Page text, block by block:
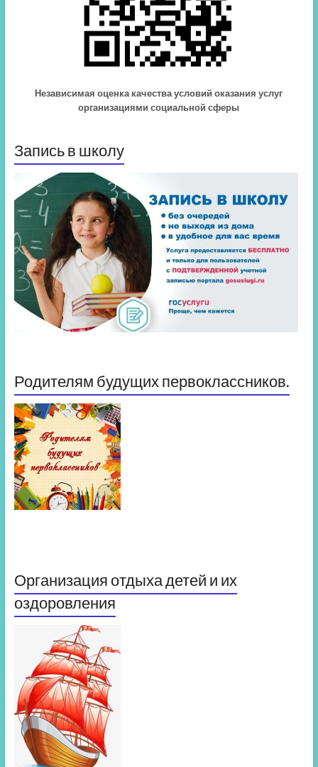
Независимая оценка качества условий оказания услуг
организациями социальной сферы
Запись в школу
Родителям будущих первоклассников.
Организация отдыха детей и их
оздоровления